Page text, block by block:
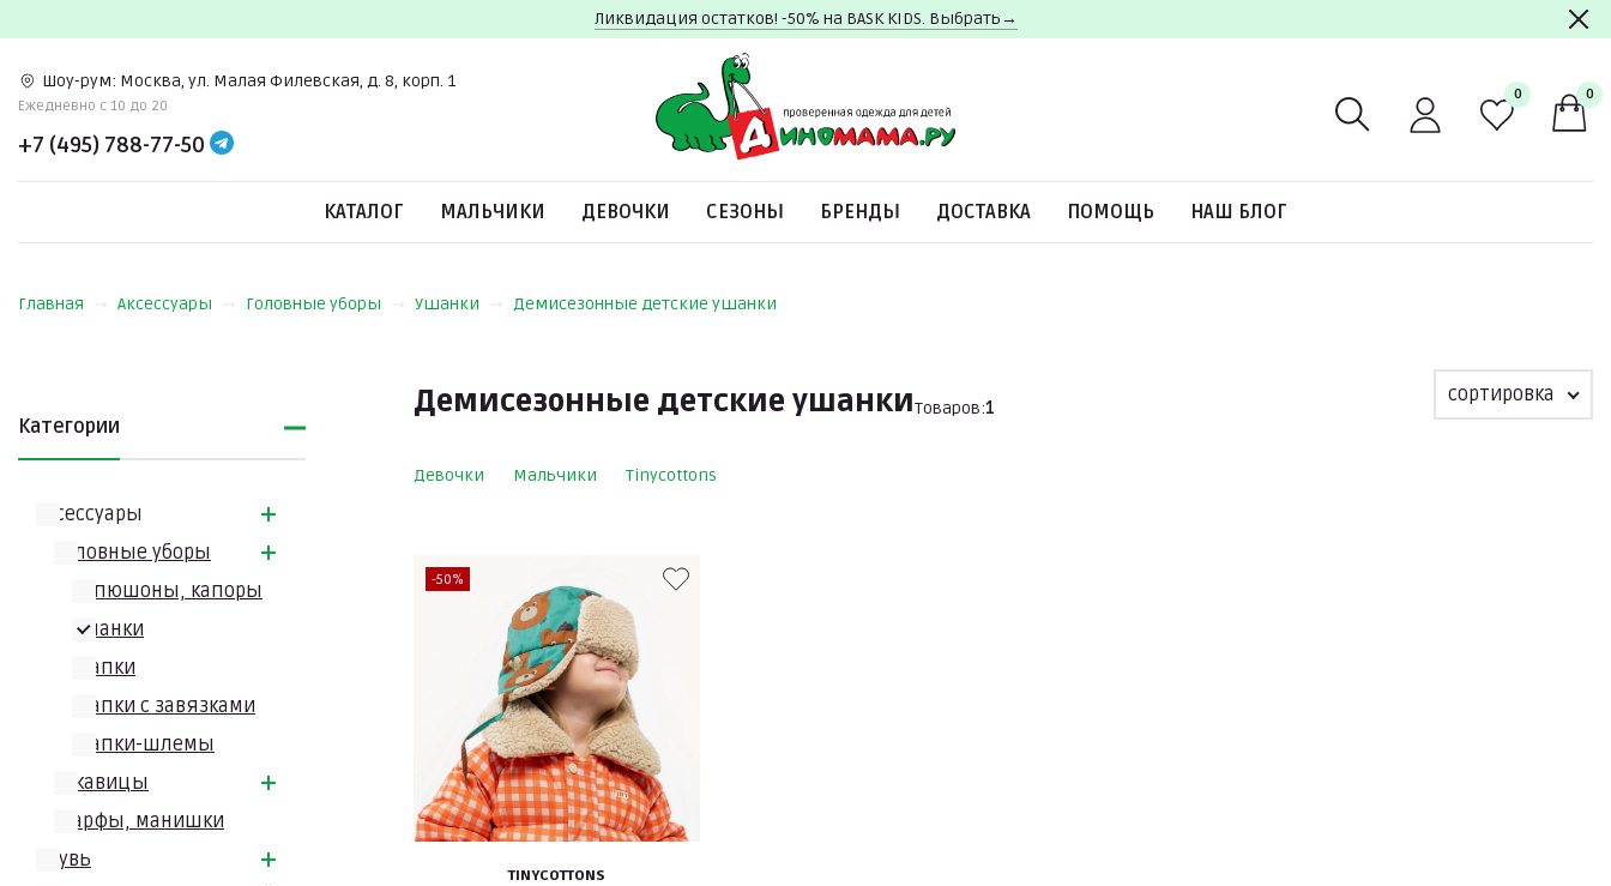
Ликвидация остатков! -50% на BASK KIDS. Выбрать→
Шоу-рум: Москва, ул. Малая Филевская, д. 8, корп. 1
Ежедневно c 10 до 20
+7 (495) 788-77-50
0 0
КАТАЛОГ МАЛЬЧИКИ ДЕВОЧКИ СЕЗОНЫ БРЕНДЫ ДОСТАВКА ПОМОЩЬ НАШ БЛОГ
Главная Аксессуары Головные уборы Ушанки Демисезонные детские ушанки
Категории
Аксессуары
Головные уборы
Капюшоны, капоры
Ушанки
Шапки
Шапки с завязками
Шапки-шлемы
Рукавицы
Шарфы, манишки
Обувь
Демисезонные детские ушанкиТоваров:1
сортировка
Девочки Мальчики Tinycottons
-50%
TINYCOTTONS